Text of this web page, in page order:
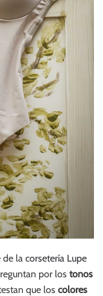
de la corsetería Lupe
por los tonos
que los colores